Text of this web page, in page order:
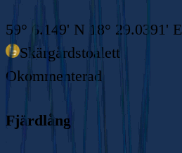
59° 6.149' N 18° 29.0391' E
Skärgårdstoalett
Okommenterad
Fjärdlång